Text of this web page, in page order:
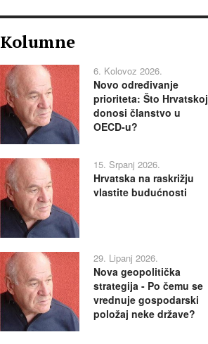
Kolumne
6. Kolovoz 2026.
Novo određivanje
prioriteta: Što Hrvatskoj
donosi članstvo u
OECD-u?
15. Srpanj 2026.
Hrvatska na raskrižju
vlastite budućnosti
29. Lipanj 2026.
Nova geopolitička
strategija - Po čemu se
vrednuje gospodarski
položaj neke države?